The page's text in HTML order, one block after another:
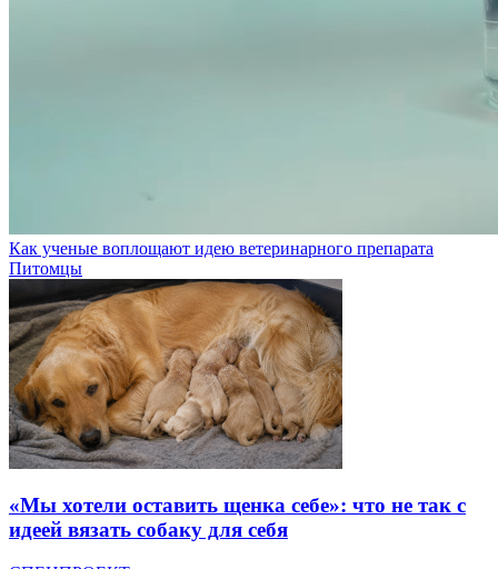
Как ученые воплощают идею ветеринарного препарата
Питомцы
«Мы хотели оставить щенка себе»: что не так с
идеей вязать собаку для себя